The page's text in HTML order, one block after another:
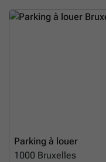
Parking à louer
1000 Bruxelles